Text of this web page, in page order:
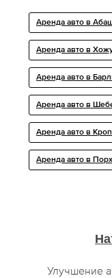
Аренда авто в
Аренда авто в
Аренда авто в
Аренда авто в
Аренда авто в
Аренда авто в
Улучшение